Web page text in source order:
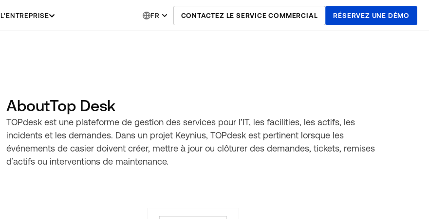
L'ENTREPRISE FR CONTACTEZ LE SERVICE COMMERCIAL RÉSERVEZ UNE DÉMO
AboutTop Desk
TOPdesk est une plateforme de gestion des services pour l’IT, les facilities, les actifs, les
incidents et les demandes. Dans un projet Keynius, TOPdesk est pertinent lorsque les
événements de casier doivent créer, mettre à jour ou clôturer des demandes, tickets, remises
d’actifs ou interventions de maintenance.